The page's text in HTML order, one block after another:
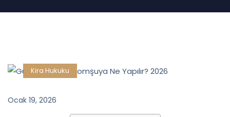
Kira Hukuku
Ocak 19, 2026